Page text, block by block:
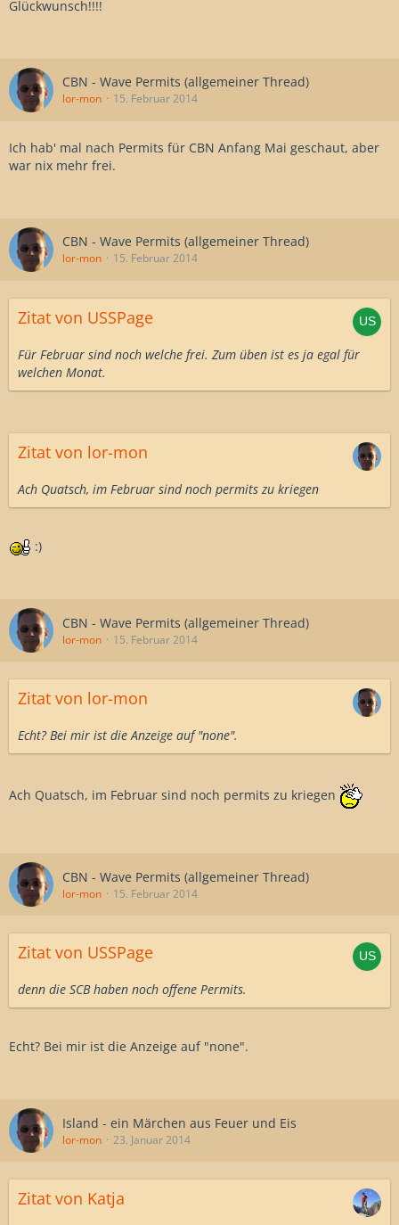
Glückwunsch!!!!
CBN - Wave Permits (allgemeiner Thread)
lor-mon 15. Februar 2014
Ich hab' mal nach Permits für CBN Anfang Mai geschaut, aber
war nix mehr frei.
CBN - Wave Permits (allgemeiner Thread)
lor-mon 15. Februar 2014
Zitat von USSPage
Für Februar sind noch welche frei. Zum üben ist es ja egal für
welchen Monat.
Zitat von lor-mon
Ach Quatsch, im Februar sind noch permits zu kriegen
:)
CBN - Wave Permits (allgemeiner Thread)
lor-mon 15. Februar 2014
Zitat von lor-mon
Echt? Bei mir ist die Anzeige auf "none".
Ach Quatsch, im Februar sind noch permits zu kriegen
CBN - Wave Permits (allgemeiner Thread)
lor-mon 15. Februar 2014
Zitat von USSPage
denn die SCB haben noch offene Permits.
Echt? Bei mir ist die Anzeige auf "none".
Island - ein Märchen aus Feuer und Eis
lor-mon 23. Januar 2014
Zitat von Katja